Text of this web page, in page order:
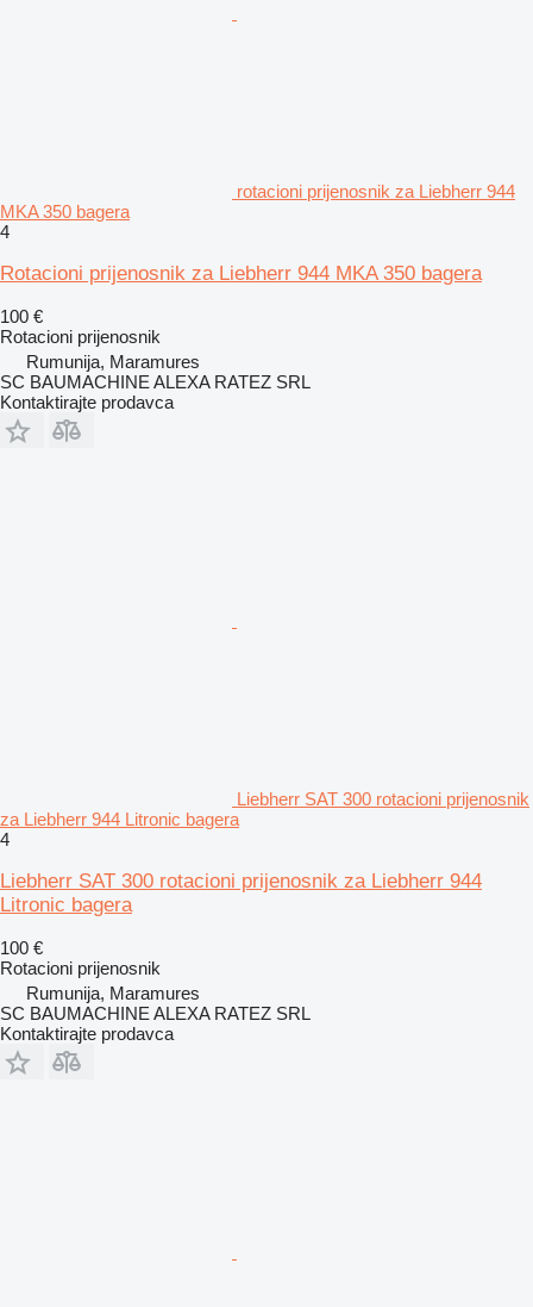
rotacioni prijenosnik za Liebherr 944
MKA 350 bagera
4
Rotacioni prijenosnik za Liebherr 944 MKA 350 bagera
100 €
Rotacioni prijenosnik
Rumunija, Maramures
SC BAUMACHINE ALEXA RATEZ SRL
Kontaktirajte prodavca
Liebherr SAT 300 rotacioni prijenosnik
za Liebherr 944 Litronic bagera
4
Liebherr SAT 300 rotacioni prijenosnik za Liebherr 944
Litronic bagera
100 €
Rotacioni prijenosnik
Rumunija, Maramures
SC BAUMACHINE ALEXA RATEZ SRL
Kontaktirajte prodavca